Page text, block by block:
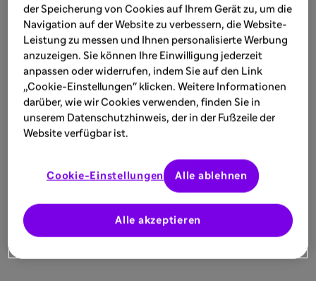
der Speicherung von Cookies auf Ihrem Gerät zu, um die
Navigation auf der Website zu verbessern, die Website-
Leistung zu messen und Ihnen personalisierte Werbung
anzuzeigen. Sie können Ihre Einwilligung jederzeit
anpassen oder widerrufen, indem Sie auf den Link
„Cookie-Einstellungen" klicken. Weitere Informationen
darüber, wie wir Cookies verwenden, finden Sie in
unserem Datenschutzhinweis, der in der Fußzeile der
Website verfügbar ist.
Cookie-Einstellungen
Alle akzeptieren
Alle ablehnen